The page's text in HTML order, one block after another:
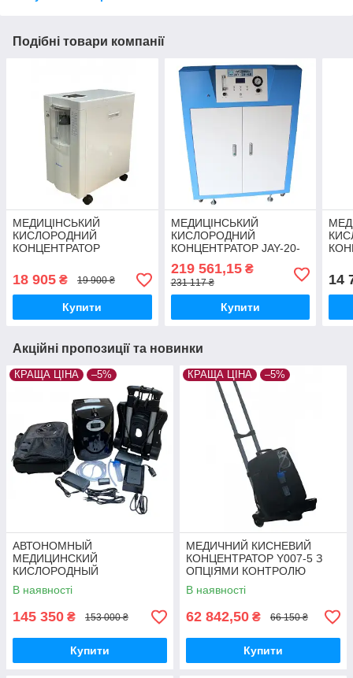
Подібні товари компанії
МЕДИЦІНСЬКИЙ
КИСЛОРОДНИЙ
КОНЦЕНТРАТОР
ОПЦІЄЮ КОНТРОЛЮ
КОНЦЕНТРАЦІЇ
КИСЛОРОДА
18 905 ₴ 19 900 ₴
Купити
МЕДИЦІНСЬКИЙ
КИСЛОРОДНИЙ
КОНЦЕНТРАТОР JAY-20-
4.0
219 561,15₴
231 117 ₴
Купити
14
Акційні пропозиції та новинки
КРАЩА ЦІНА –5%
АВТОНОМНЫЙ
МЕДИЦИНСКИЙ
КИСЛОРОДНЫЙ
КОНЦЕНТРАТОР "МЕДИКА"
LG-103 (7 Л/МИН)
В наявності
145 350 ₴ 153 000 ₴
Купити
КРАЩА ЦІНА –5%
МЕДИЧНИЙ КИСНЕВИЙ
КОНЦЕНТРАТОР Y007-5 З
ОПЦІЯМИ КОНТРОЛЮ
КОНЦЕНТРАЦІЇ КИСНЮ
В наявності
62 842,50 ₴ 66 150 ₴
Купити